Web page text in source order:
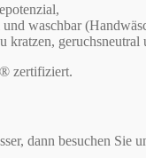
waschbar
zertifiziert.
dann besuchen Sie